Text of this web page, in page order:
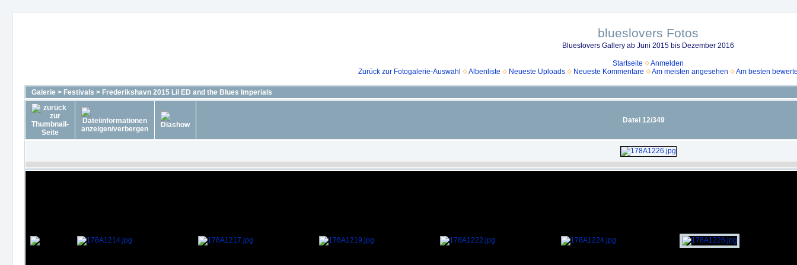
blueslovers Fotos
Blueslovers Gallery ab Juni 2015 bis Dezember 2016
Startseite
Anmelden
Zurück zur Fotogalerie-Auswahl
Albenliste Neueste Uploads Neueste Kommentare Am meisten angesehen Am besten
Galerie > Festivals > Frederikshavn 2015 Lil ED and the Blues Imperials
Datei 12/349